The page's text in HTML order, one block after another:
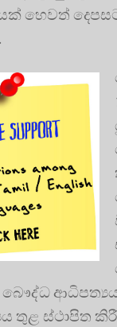
හෙවත්
බෞද්ධ
තුළ ස්ථාපිත